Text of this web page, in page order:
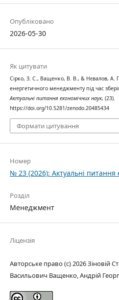
Опубліковано
2026-05-30
Як цитувати
Сірко, З. С., Ващенко, В. В., & Нєвалов, А.
енергетичного менеджменту під час
Актуальні питання економічних наук, (23).
https://doi.org/10.5281/zenodo.20485434
Формати цитування
Номер
№ 23 (2026): Актуальні питання
Розділ
Менеджмент
Ліцензія
Авторське право (c) 2026 Зіновій
Васильович Ващенко, Андрій